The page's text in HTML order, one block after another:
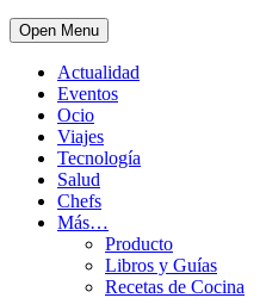
Open Menu
Actualidad
Eventos
Ocio
Viajes
Tecnología
Salud
Chefs
Más…
Producto
Libros y Guías
Recetas de Cocina